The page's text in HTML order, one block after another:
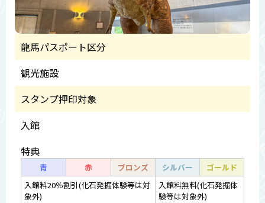
龍馬パスポート区分
観光施設
スタンプ押印対象
入館
特典
青 赤 ブロンズ シルバー
ゴールド
入館料20％割引(化石発掘体験等は対
象外)
入館料無料(化石発掘体
験等は対象外)